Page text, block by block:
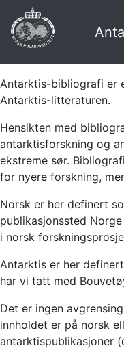
Antarktis-bibliografi er
Antarktis-litteraturen.
Hensikten med
antarktisforskning og
ekstreme sør.
for nyere forskning,
Norsk er her definert
publikasjonssted
i norsk
Antarktis er her
har vi tatt med
Det er ingen
innholdet er på norsk
antarktispublikasjoner